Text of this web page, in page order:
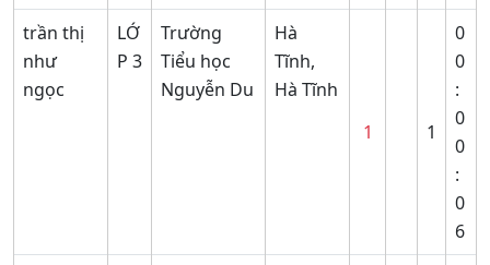
trần thị
như
ngọc
LỚ
P 3
Trường
Tiểu học
Nguyễn Du
Hà
Tĩnh,
Hà Tĩnh
1
1
0
0
:
0
0
:
0
6